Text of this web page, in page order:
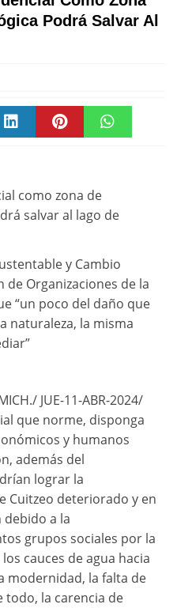
Podrá Salvar Al
como zona de
salvar al lago de
y Cambio
de Organizaciones de la
“un poco del daño que
naturaleza, la misma
JUE-11-ABR-2024/
que norme, disponga
y humanos
además del
lograr la
Cuitzeo deteriorado y en
a la
grupos sociales por la
cauces de agua hacia
modernidad, la falta de
todo, la carencia de